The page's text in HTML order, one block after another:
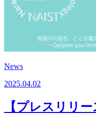
News
2025.04.02
【プレスリリ